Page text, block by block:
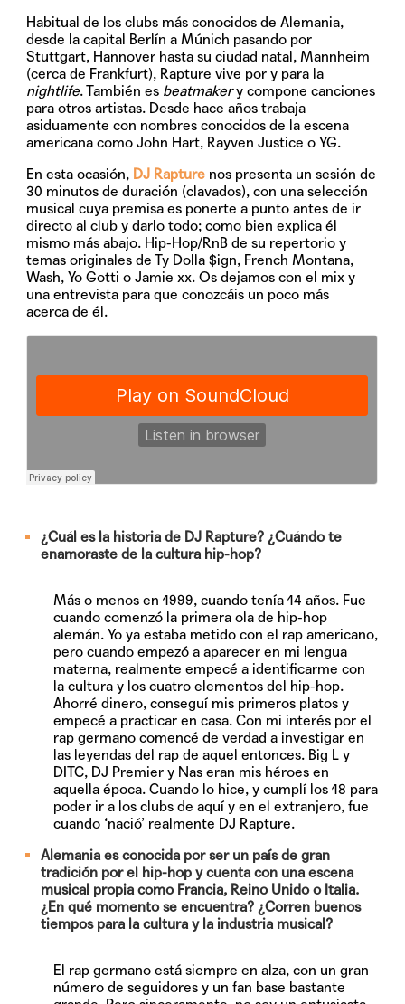
Habitual de los clubs más conocidos de Alemania,
desde la capital Berlín a Múnich pasando por
Stuttgart, Hannover hasta su ciudad natal, Mannheim
(cerca de Frankfurt), Rapture vive por y para la
nightlife. También es beatmakery compone canciones
para otros artistas. Desde hace años trabaja
asiduamente con nombres conocidos de la escena
americana como John Hart, Rayven Justice o YG.
En esta ocasión, DJ Rapture nos presenta un sesión de
30 minutos de duración (clavados), con una selección
musical cuya premisa es ponerte a punto antes de ir
directo al club y darlo todo; como bien explica él
mismo más abajo. Hip-Hop/RnB de su repertorio y
temas originales de Ty Dolla $ign, French Montana,
Wash, Yo Gotti o Jamie xx. Os dejamos con el mix y
una entrevista para que conozcáis un poco más
acerca de él.
¿Cuál es la historia de DJ Rapture? ¿Cuándo te
enamoraste de la cultura hip-hop?
Más o menos en 1999, cuando tenía 14 años. Fue
cuando comenzó la primera ola de hip-hop
alemán. Yo ya estaba metido con el rap americano,
pero cuando empezó a aparecer en mi lengua
materna, realmente empecé a identificarme con
la cultura y los cuatro elementos del hip-hop.
Ahorré dinero, conseguí mis primeros platos y
empecé a practicar en casa. Con mi interés por el
rap germano comencé de verdad a investigar en
las leyendas del rap de aquel entonces. Big L y
DITC, DJ Premier y Nas eran mis héroes en
aquella época. Cuando lo hice, y cumplí los 18 para
poder ir a los clubs de aquí y en el extranjero, fue
cuando ‘nació’ realmente DJ Rapture.
Alemania es conocida por ser un país de gran
tradición por el hip-hop y cuenta con una escena
musical propia como Francia, Reino Unido o Italia.
¿En qué momento se encuentra? ¿Corren buenos
tiempos para la cultura y la industria musical?
El rap germano está siempre en alza, con un gran
número de seguidores y un fan base bastante